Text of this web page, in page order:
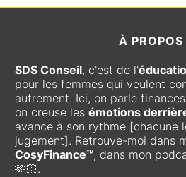
À PROPOS
SDS Conseil, c'est de l'
pour les femmes qui veulent
autrement. Ici, on parle
on creuse les émotions
avance à son rythme [chacune
jugement]. Retrouve-moi dans
CosyFinance™, dans mon
🫶🏻.